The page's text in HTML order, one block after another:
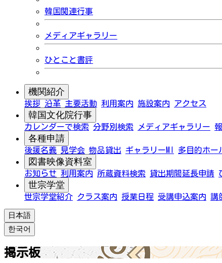
韓国関連行事
メディアギャラリー
ひとこと書評
機関紹介
挨拶 沿革 主要活動 利用案内 施設案内 アクセス
韓国文化院行事
カレンダーで検索 分野別検索 メディアギャラリー
各種申請
後援名義 見学会 物品貸出 ギャラリーMI 多目的ホー
図書映像資料室
お知らせ 利用案内 所蔵資料検索 貸出期間延長申請
世宗学堂
世宗学堂紹介 クラス案内 授業日程 受講申込案内 講
日本語
한국어
掲示板